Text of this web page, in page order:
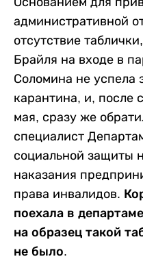
административной
отсутствие
Брайля на входе в
Соломина не успела
карантина, и, после
мая, сразу же
специалист
социальной защиты
наказания
права инвалидов.
поехала в
на образец такой
не было.